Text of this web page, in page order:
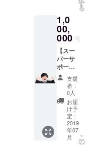
ベント
の先行
案内
を、
LINE＠
にてさ
せてい
ただき
ます！
(学生限
定)
ただけ
ます！
・2019
年度の
活動報
告会に
ご招待
しま
す。出
席でき
ない方
へは、
当日の
資料を
お送り
させて
選択可)
・
Facebo
okサ
ポー
ターグ
ループ
招待
【2020
年3月31
日ま
で】 ・
agoraイ
ベント
先行案
年9月30
日ま
で】 ・
清水か
ら「電
話で」
御礼の
メッ
セージ
(電話or
メール
選択可)
Facebo
okサ
ポー
を木の
特別プ
レート
でagora
に設置
or 弊社
HPに掲
載！
【法人
様OK】
・agora
参加券
(社会人)
【2019
年12月
31日ま
の講
演・
ワーク
ショッ
プ ・松
下ポス
ターor
チラシ
デザイ
ラシ設
名前を
木の特
別プ
レート
す
る
1,0
00,
000 円
【スー
パーサ
ポー
ターと
して認
定！！
！】 ▼
内容 ・
代表清
水が1日
あなた
のため
支援
者：
0人
お届
け予
定：
2019
年07
月
こ
の